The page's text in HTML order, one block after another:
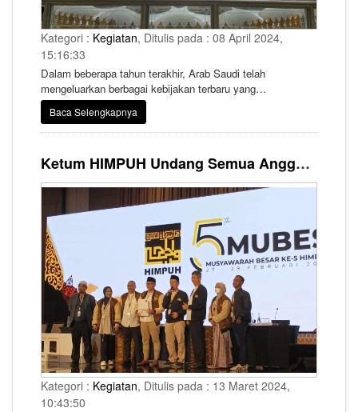
Kategori : Kegiatan, Ditulis pada : 08 April 2024,
15:16:33
Dalam beberapa tahun terakhir, Arab Saudi telah
mengeluarkan berbagai kebijakan terbaru yang
memudahkan umat muslim seluruh didunia untuk
melaksanakan umrah.
Baca Selengkapnya
Ketum HIMPUH Undang Semua Anggota Ikut Terlibat di Kepengurusan
Kategori : Kegiatan, Ditulis pada : 13 Maret 2024,
10:43:50